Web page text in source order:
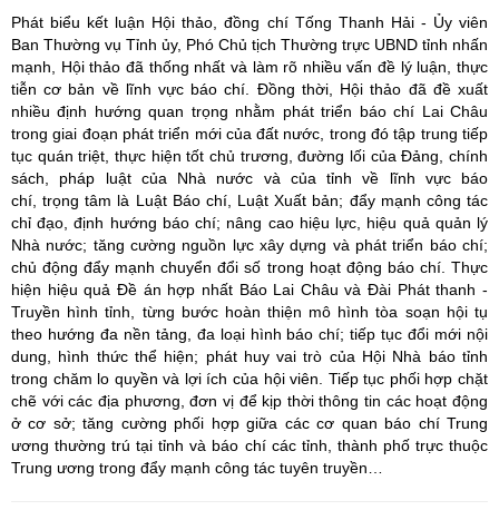
Phát biểu kết luận Hội thảo, đồng chí Tống Thanh Hải - Ủy viên
Ban Thường vụ Tỉnh ủy, Phó Chủ tịch Thường trực UBND tỉnh nhấn
mạnh, Hội thảo đã thống nhất và làm rõ nhiều vấn đề lý luận, thực
tiễn cơ bản về lĩnh vực báo chí. Đồng thời, Hội thảo đã đề xuất
nhiều định hướng quan trọng nhằm phát triển báo chí Lai Châu
trong giai đoạn phát triển mới của đất nước, trong đó tập trung tiếp
tục quán triệt, thực hiện tốt chủ trương, đường lối của Đảng, chính
sách, pháp luật của Nhà nước và của tỉnh về lĩnh vực báo
chí, trọng tâm là Luật Báo chí, Luật Xuất bản; đẩy mạnh công tác
chỉ đạo, định hướng báo chí; nâng cao hiệu lực, hiệu quả quản lý
Nhà nước; tăng cường nguồn lực xây dựng và phát triển báo chí;
chủ động đẩy mạnh chuyển đổi số trong hoạt động báo chí. Thực
hiện hiệu quả Đề án hợp nhất Báo Lai Châu và Đài Phát thanh -
Truyền hình tỉnh, từng bước hoàn thiện mô hình tòa soạn hội tụ
theo hướng đa nền tảng, đa loại hình báo chí; tiếp tục đổi mới nội
dung, hình thức thể hiện; phát huy vai trò của Hội Nhà báo tỉnh
trong chăm lo quyền và lợi ích của hội viên. Tiếp tục phối hợp chặt
chẽ với các địa phương, đơn vị để kịp thời thông tin các hoạt động
ở cơ sở; tăng cường phối hợp giữa các cơ quan báo chí Trung
ương thường trú tại tỉnh và báo chí các tỉnh, thành phố trực thuộc
Trung ương trong đẩy mạnh công tác tuyên truyền…